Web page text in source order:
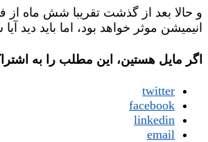
و حالا بعد از گذشت تقریبا شش ماه
انیمیشن موثر خواهد بود، اما باید دید
اگر مایل هستین، این مطلب را به
twitter
facebook
linkedin
email